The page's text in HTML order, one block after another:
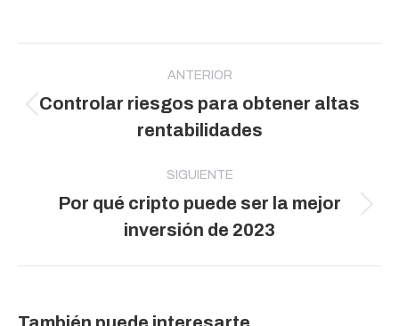
publicaciones
ANTERIOR
Publicación
anterior:
Controlar riesgos para obtener altas
rentabilidades
SIGUIENTE
Publicación
siguiente:
Por qué cripto puede ser la mejor
inversión de 2023
También puede interesarte